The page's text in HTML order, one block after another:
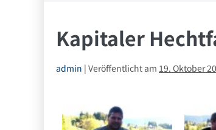
Kapitaler
admin | Veröffentlicht am 19. Oktober